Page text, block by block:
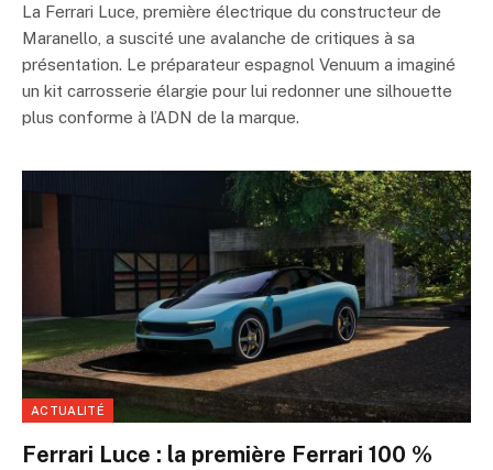
La Ferrari Luce, première électrique du constructeur de
Maranello, a suscité une avalanche de critiques à sa
présentation. Le préparateur espagnol Venuum a imaginé
un kit carrosserie élargie pour lui redonner une silhouette
plus conforme à l’ADN de la marque.
ACTUALITÉ
Ferrari Luce : la première Ferrari 100 %